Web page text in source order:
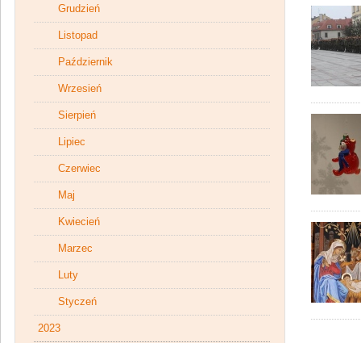
Grudzień
Listopad
Październik
Wrzesień
Sierpień
Lipiec
Czerwiec
Maj
Kwiecień
Marzec
Luty
Styczeń
2023